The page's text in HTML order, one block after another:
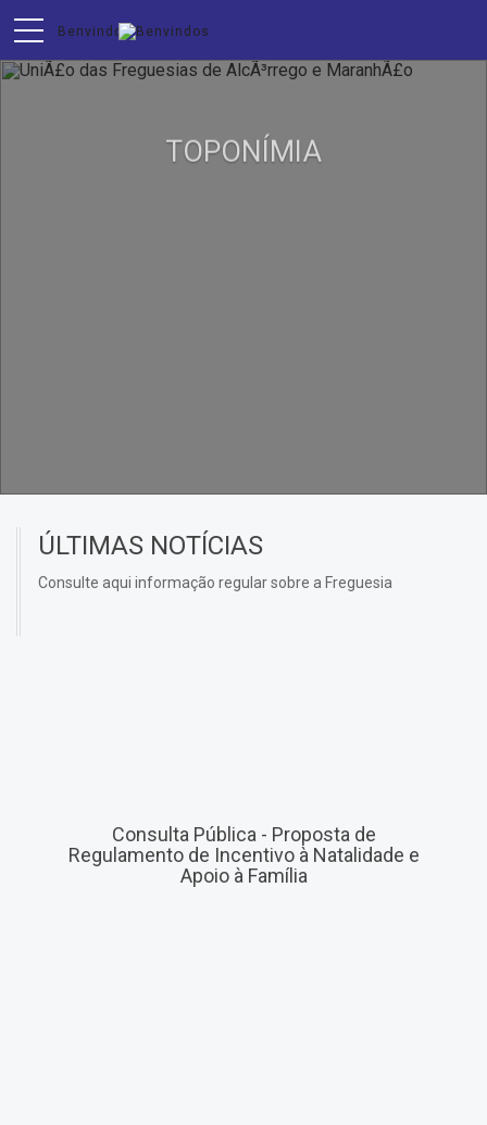
TOPONÍMIA
ÚLTIMAS NOTÍCIAS
Consulte aqui informação regular sobre a Freguesia
Consulta Pública - Proposta de
Regulamento de Incentivo à Natalidade e
Apoio à Família